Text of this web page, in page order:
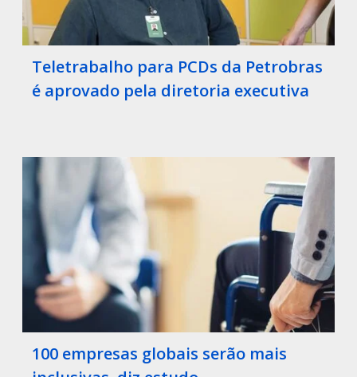
Teletrabalho para PCDs da Petrobras
é aprovado pela diretoria executiva
100 empresas globais serão mais